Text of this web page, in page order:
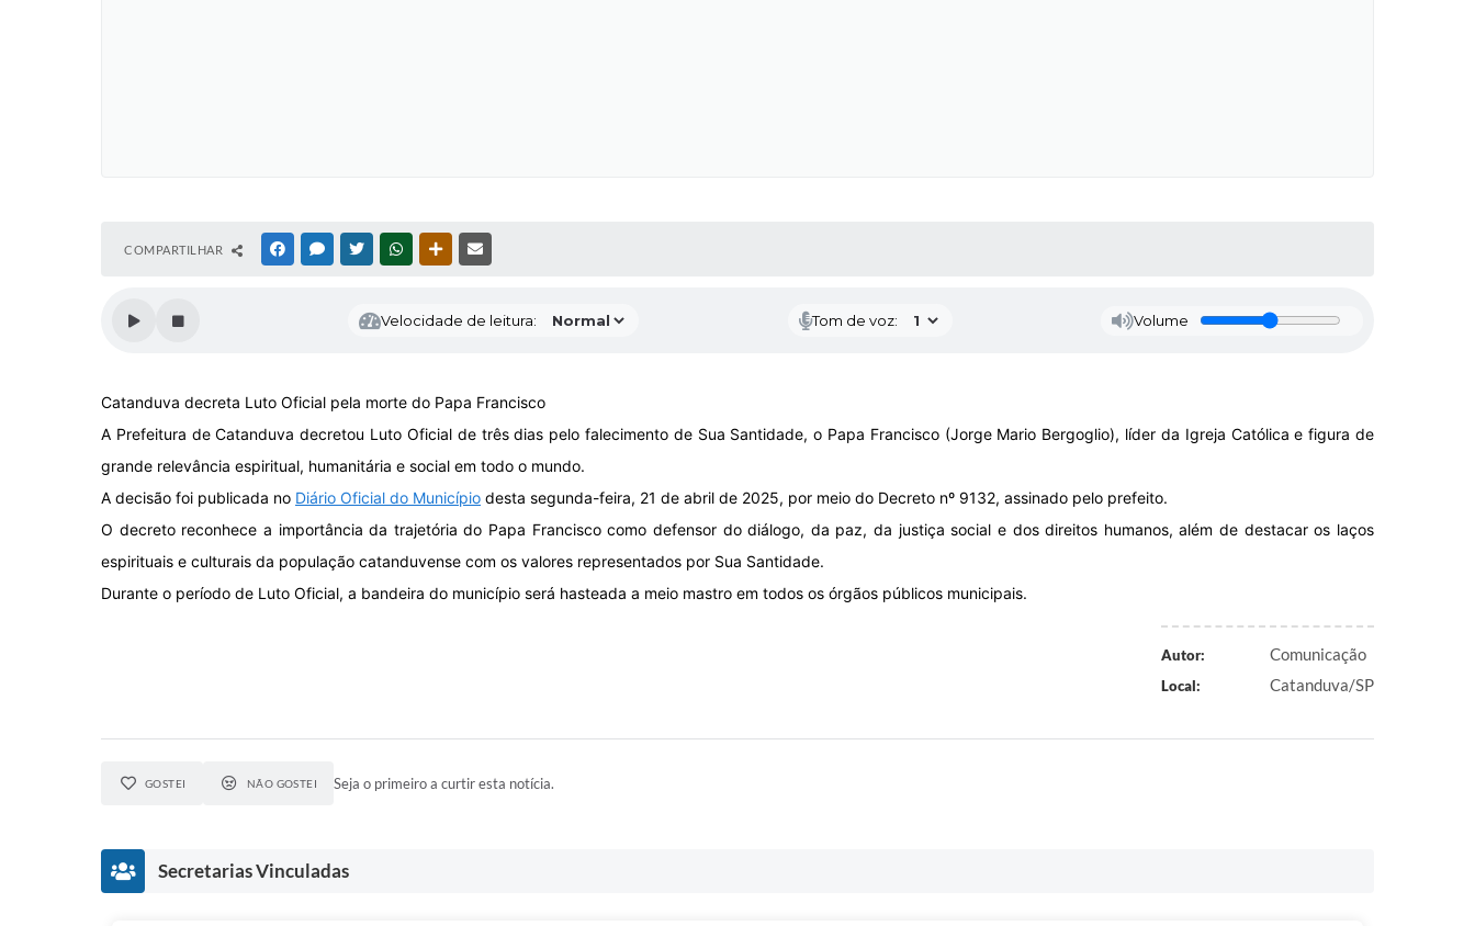
COMPARTILHAR FACEBOOKMESSENGER
TWITTERWHATSAPPOUTRAS MÍDIAS
Velocidade de leitura: Tom de voz: Volume
Catanduva decreta Luto Oficial pela morte do Papa Francisco
A Prefeitura de Catanduva decretou Luto Oficial de três dias pelo falecimento de Sua Santidade, o Papa Francisco (Jorge Mario Bergoglio), líder da Igreja Católica e figura de
grande relevância espiritual, humanitária e social em todo o mundo.
A decisão foi publicada no Diário Oficial do Município desta segunda-feira, 21 de abril de 2025, por meio do Decreto nº 9132, assinado pelo prefeito.
O decreto reconhece a importância da trajetória do Papa Francisco como defensor do diálogo, da paz, da justiça social e dos direitos humanos, além de destacar os laços
espirituais e culturais da população catanduvense com os valores representados por Sua Santidade.
Durante o período de Luto Oficial, a bandeira do município será hasteada a meio mastro em todos os órgãos públicos municipais.
Autor: Comunicação
Local: Catanduva/SP
GOSTEI NÃO GOSTEI Seja o primeiro a curtir esta notícia.
Secretarias Vinculadas